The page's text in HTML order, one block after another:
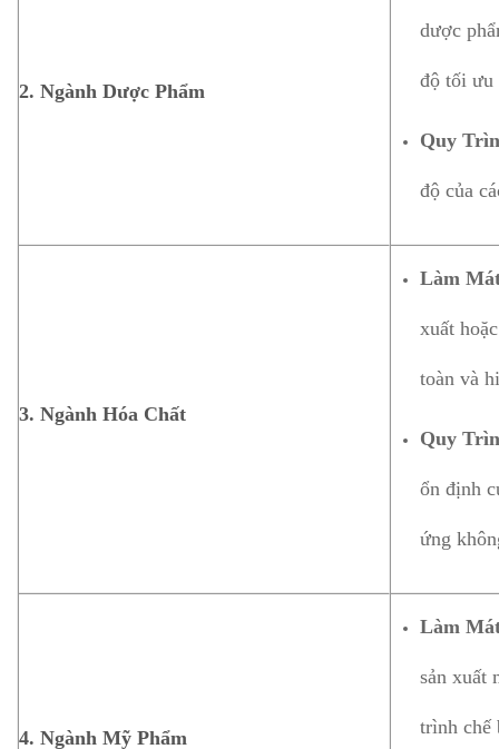
2. Ngành Dược Phẩm
dược
độ tối ưu
Quy
độ của
3. Ngành Hóa Chất
Làm
xuất
toàn và
Quy
ổn định
ứng
4. Ngành Mỹ Phẩm
Làm
sản xuất
trình chế